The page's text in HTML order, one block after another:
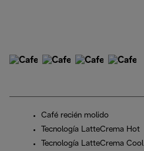
Café recién molido
Tecnología LatteCrema Hot
Tecnología LatteCrema Cool